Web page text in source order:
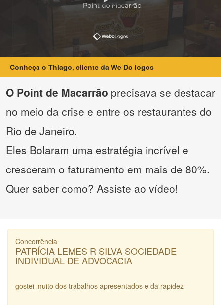
Conheça o Thiago, cliente da We Do logos
O Point de Macarrão precisava se destacar
no meio da crise e entre os restaurantes do
Rio de Janeiro.
Eles Bolaram uma estratégia incrível e
cresceram o faturamento em mais de 80%.
Quer saber como? Assiste ao vídeo!
Concorrência
PATRÍCIA LEMES R SILVA SOCIEDADE
INDIVIDUAL DE ADVOCACIA
gostei muito dos trabalhos apresentados e da rapidez